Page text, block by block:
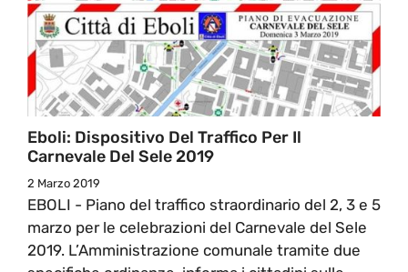
Eboli: Dispositivo Del Traffico Per Il
Carnevale Del Sele 2019
2 Marzo 2019
EBOLI - Piano del traffico straordinario del 2, 3 e 5
marzo per le celebrazioni del Carnevale del Sele
2019. L’Amministrazione comunale tramite due